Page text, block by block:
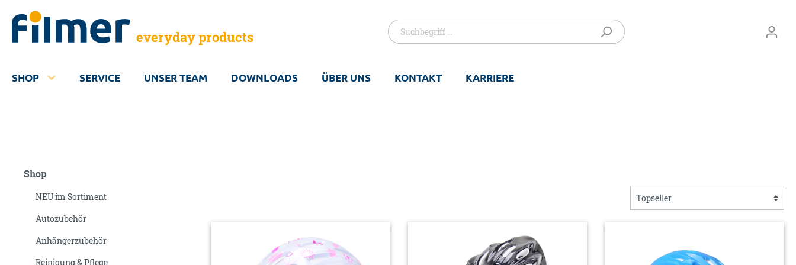
everyday products
SHOP SERVICE UNSER TEAM DOWNLOADS ÜBER UNS KONTAKT KARRIERE
Shop
NEU im Sortiment
Autozubehör
Anhängerzubehör
Reinigung & Pflege